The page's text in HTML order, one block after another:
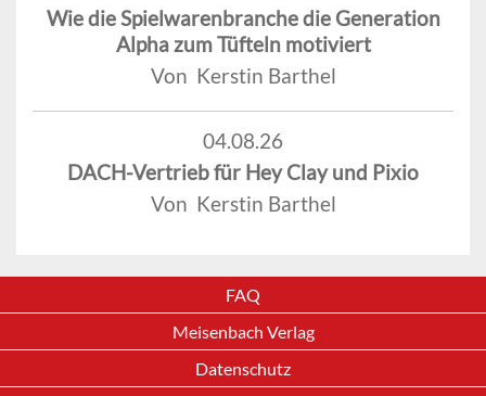
Wie die Spielwarenbranche die Generation
Alpha zum Tüfteln motiviert
Von Kerstin Barthel
04.08.26
DACH-Vertrieb für Hey Clay und Pixio
Von Kerstin Barthel
FAQ
Meisenbach Verlag
Datenschutz